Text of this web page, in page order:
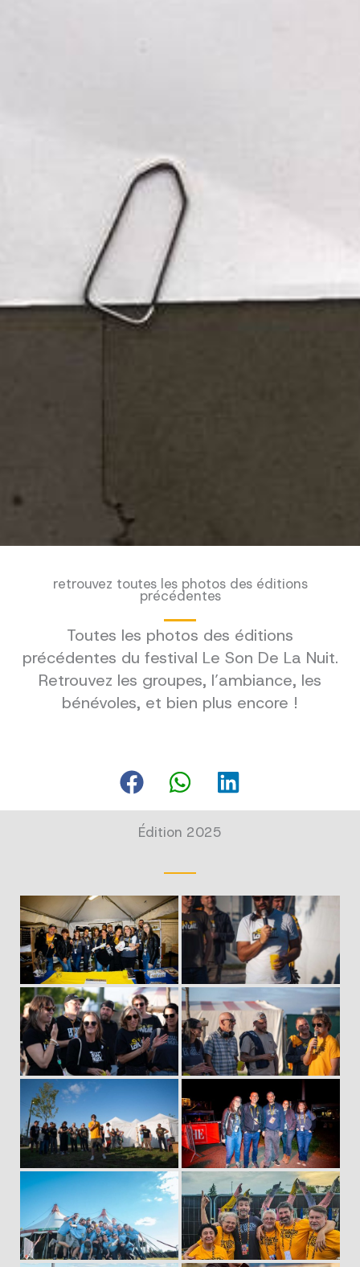
retrouvez toutes les photos des éditions
précédentes
Toutes les photos des éditions
précédentes du festival Le Son De La Nuit.
Retrouvez les groupes, l’ambiance, les
bénévoles, et bien plus encore !
Édition 2025